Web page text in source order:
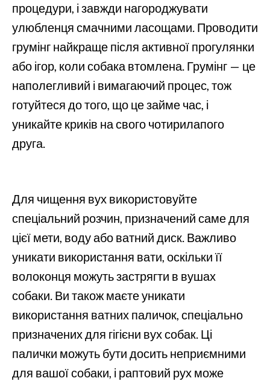
процедури, і завжди нагороджувати
улюбленця смачними ласощами. Проводити
грумінг найкраще після активної прогулянки
або ігор, коли собака втомлена. Грумінг — це
наполегливий і вимагаючий процес, тож
готуйтеся до того, що це займе час, і
уникайте криків на свого чотирилапого
друга.
Для чищення вух використовуйте
спеціальний розчин, призначений саме для
цієї мети, воду або ватний диск. Важливо
уникати використання вати, оскільки її
волоконця можуть застрягти в вушах
собаки. Ви також маєте уникати
використання ватних паличок, спеціально
призначених для гігієни вух собак. Ці
палички можуть бути досить неприємними
для вашої собаки, і раптовий рух може